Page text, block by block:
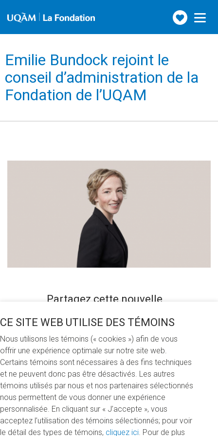
Faire
un
Toggle
navigation
Emilie Bundock rejoint le
conseil d’administration de la
Fondation de l’UQAM
Partagez cette nouvelle
Vendredi 23 octobre 2020
L’avocate et associée chez Fasken Emilie Bundock devient
membre de notre conseil d’administration. Diplômée du
baccalauréat en relations internationales et droit
international en 2007, elle se spécialise en droit de
l’environnement, en droit minier et en droit autochtone, ainsi
qu’en droit politique (lobbyisme).
CE SITE WEB UTILISE DES TÉMOINS
Nous utilisons les témoins (« cookies ») afin de vous
offrir une expérience optimale sur notre site web.
Certains témoins sont nécessaires à des fins techniques
et ne peuvent donc pas être désactivés. Les autres
témoins utilisés par nous et nos partenaires sélectionnés
nous permettent de vous donner une expérience
personnalisée. En cliquant sur « J’accepte », vous
acceptez l’utilisation des témoins sélectionnés; pour voir
le détail des types de témoins, cliquez ici. Pour de plus